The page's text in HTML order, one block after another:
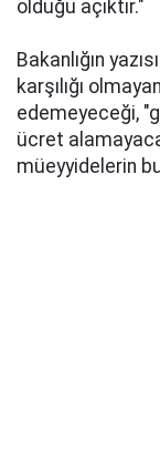
olduğu açıktır."
Bakanlığın
karşılığı
edemeyeceği,
ücret
müeyyidelerin